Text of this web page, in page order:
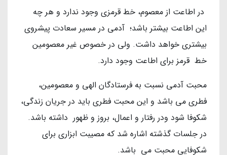
در اطاعت از معصوم، خط قرمزی وجود ندارد و هر چه
این اطاعت بیشتر باشد؛ آدمی در مسیر سعادت پیشروی
بیشتری خواهد داشت. ولی در خصوص غیر معصومین
خط قرمز برای اطاعت وجود دارد.
محبت آدمی نسبت به فرستادگان الهی و معصومین،
فطری می باشد و این محبت فطری باید در جریان زندگی،
شکوفا شود ودر رفتار و اعمال، بروز و ظهور داشته باشد.
در جلسات گذشته اشاره شد که مصیبت ابزاری برای
شکوفایی محبت می باشد.